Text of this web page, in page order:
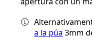
a la púa 3mm